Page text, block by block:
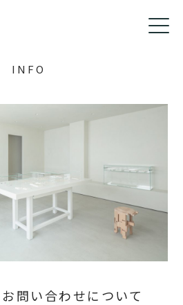
INFO
問い合わせについて